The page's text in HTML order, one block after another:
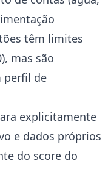
têm limites
mas são
perfil de
explicitamente
e dados próprios
do score do